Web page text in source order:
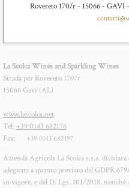
Rovereto 170/r - 15066 - GAVI
La Scolca Wines and Sparkling Wines
Strada per Rovereto 170/r
15066 Gavi (AL)
www.lascolca.net
Tel: +39 0143 682176
Fax:
+39 0143 682197
Azienda Agricola La Scolca s.s.a.
adeguata a quanto previsto dal GDPR
in vigore, e dal D. Lgs. 101/2018,